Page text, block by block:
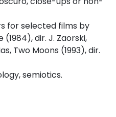
for selected films by
dir. J. Zaorski,
Two Moons (1993), dir.
semiotics.